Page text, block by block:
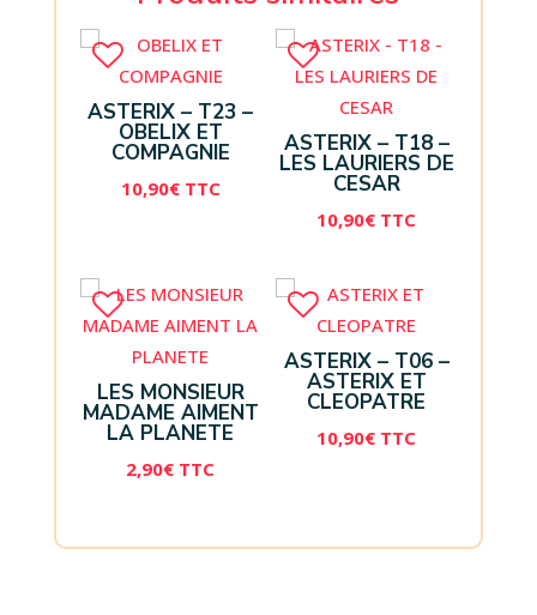
ASTERIX – T23 –
OBELIX ET
COMPAGNIE
10,90€ TTC
ASTERIX – T18 –
LES LAURIERS DE
CESAR
10,90€ TTC
LES MONSIEUR
MADAME AIMENT
LA PLANETE
2,90€ TTC
ASTERIX – T06 –
ASTERIX ET
CLEOPATRE
10,90€ TTC